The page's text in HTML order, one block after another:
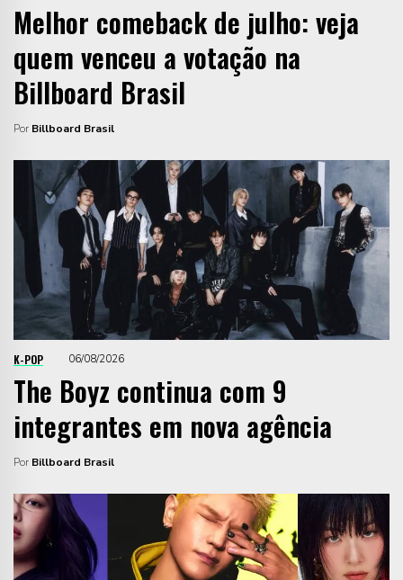
Melhor comeback de julho: veja
quem venceu a votação na
Billboard Brasil
Por Billboard Brasil
K-POP 06/08/2026
The Boyz continua com 9
integrantes em nova agência
Por Billboard Brasil